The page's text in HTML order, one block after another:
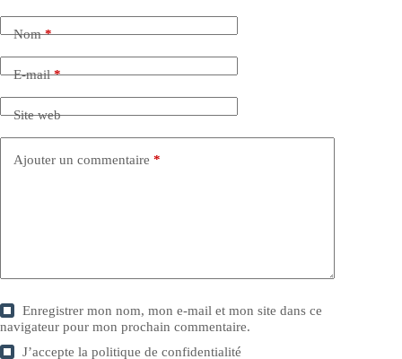
Nom*
E-mail*
Site web
Ajouter un commentaire *
Enregistrer mon nom, mon e-mail et mon site dans ce
navigateur pour mon prochain commentaire.
J’accepte lapolitique de confidentialité